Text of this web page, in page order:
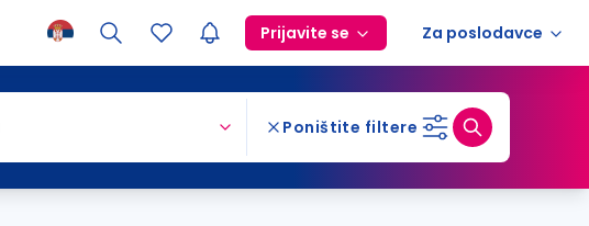
Prijavite se Za poslodavce
Poništite filtere